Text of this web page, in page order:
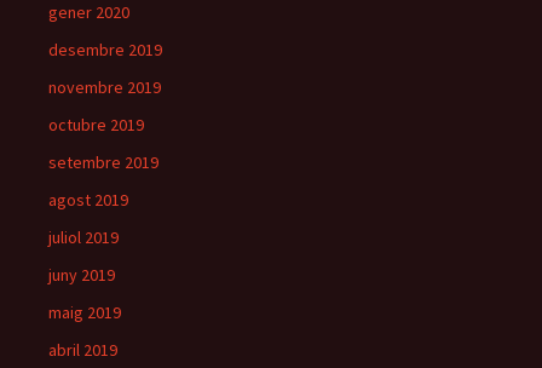
gener 2020
desembre 2019
novembre 2019
octubre 2019
setembre 2019
agost 2019
juliol 2019
juny 2019
maig 2019
abril 2019